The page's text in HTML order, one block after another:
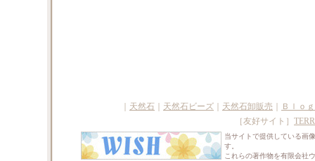
天然石 天然石ビーズ 天然石卸販売
Ｂｌｏｇ
［友好サイト］
当サイトで提供している画
す。
これらの著作物を有限会社